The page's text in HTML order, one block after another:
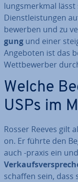
lungs­merk­mal
Dienst­leis­tun­gen
bewerben und zu
gung und einer
Angeboten ist das
Wett­be­wer­ber
Welche
USPs im
Rosser Reeves gilt
on. Er führte den
auch -praxis ein
schaf­fen sein,